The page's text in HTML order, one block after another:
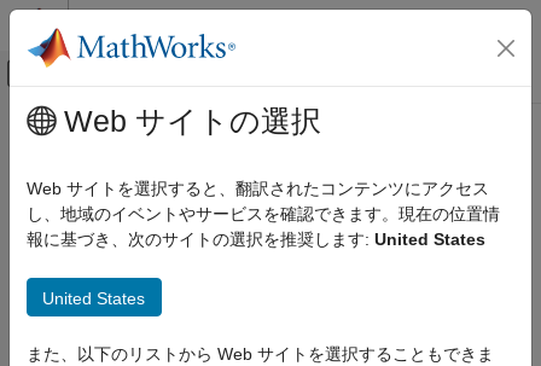
コンテンツへスキップ
オフキャンバス ナビゲーション メ
ドキュメンテーションのホーム
Parallel Computing Toolbox
バッチ処理
キュー管理とジョブ情報
setJobClusterData
メインコンテンツ
setJobClusterData
サードパーティ クラスターのジョブの特定のユーザー データを
設定する
構文
Web サイトの選択
Web サイトを選択すると、翻訳されたコンテンツにアクセス
し、地域のイベントやサービスを確認できます。現在の位置情
報に基づき、次のサイトの選択を推奨します: United States
United States
また、以下のリストから Web サイトを選択することもできま